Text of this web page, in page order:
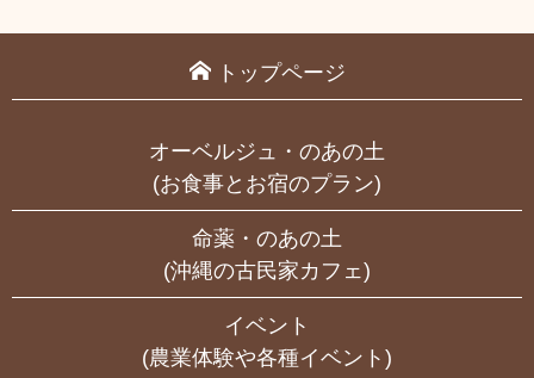
トップページ
オーベルジュ・のあの土
(お食事とお宿のプラン)
命薬・のあの土
(沖縄の古民家カフェ)
イベント
(農業体験や各種イベント)